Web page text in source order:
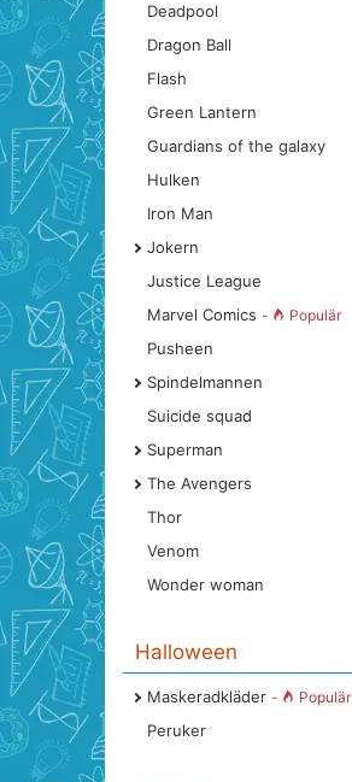
Deadpool
Dragon Ball
Flash
Green Lantern
Guardians of the galaxy
Hulken
Iron Man
Jokern
Justice League
Marvel Comics - Populär
Pusheen
Spindelmannen
Suicide squad
Superman
The Avengers
Thor
Venom
Wonder woman
Halloween
Maskeradkläder - Populär
Peruker